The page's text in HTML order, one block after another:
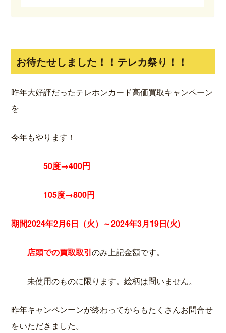
お待たせしました！！テレカ祭り！！
昨年大好評だったテレホンカード高価買取キャンペーン
を
今年もやります！
50度→400円
105度→800円
期間2024年2月6日（火）～2024年3月19日(火)
店頭での買取取引のみ上記金額です。
未使用のものに限ります。絵柄は問いません。
昨年キャンペンーンが終わってからもたくさんお問合せ
をいただきました。